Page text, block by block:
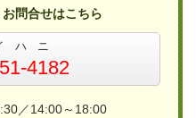
問合せはこちら
ハ ニ
4182
／14:00～18:00